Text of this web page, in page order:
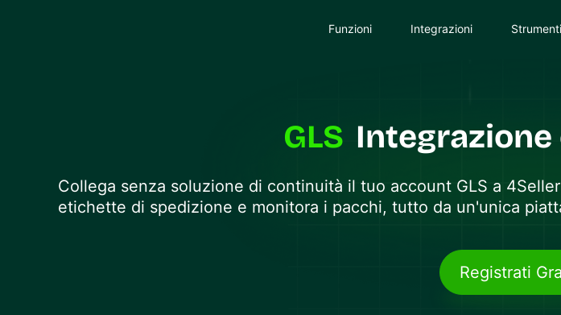
Funzioni Integrazioni Strumenti
GLS Integrazione
Collega senza soluzione di continuità il tuo account GLS a
etichette di spedizione e monitora i pacchi, tutto da un'unica
Registrati